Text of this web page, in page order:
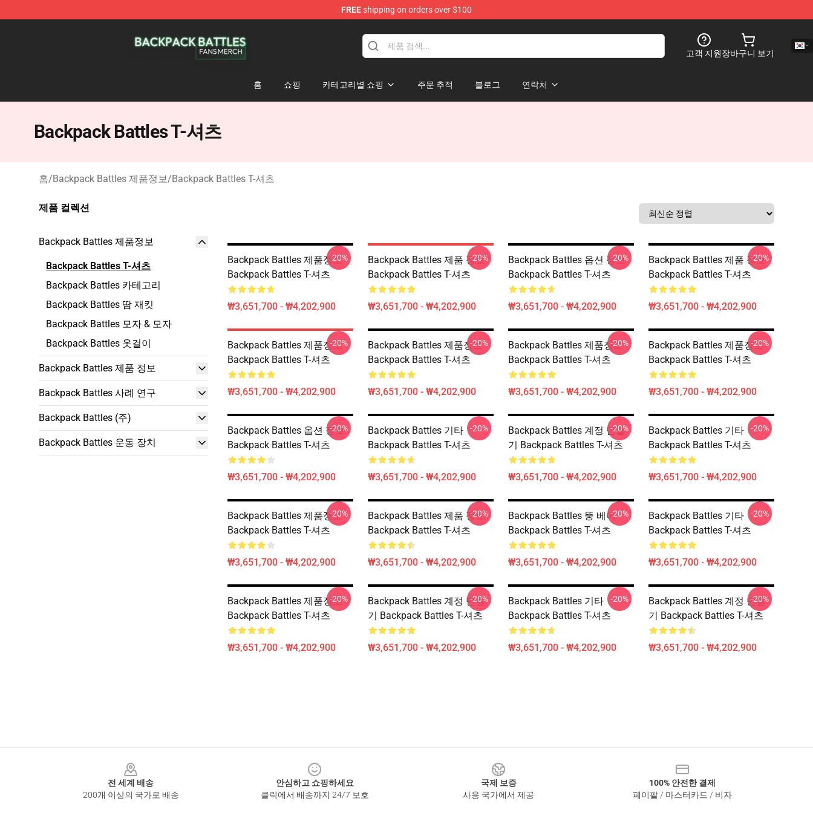
FREEshipping on orders over $100
고객 지원장바구니 보기
홈 쇼핑 카테고리별 쇼핑 주문 추적 블로그 연락처
Backpack Battles T-셔츠
홈/Backpack Battles 제품정보/Backpack Battles T-셔츠
제품 컬렉션
Backpack Battles 제품정보
Backpack Battles T-셔츠
Backpack Battles 카테고리
Backpack Battles 땀 재킷
Backpack Battles 모자 & 모자
Backpack Battles 옷걸이
Backpack Battles 제품 정보
Backpack Battles 사례 연구
Backpack Battles (주)
Backpack Battles 운동 장치
Backpack Battles 제품정보
Backpack Battles T-셔츠
₩3,651,700 - ₩4,202,900
-20%
Backpack Battles 제품 정보
Backpack Battles T-셔츠
₩3,651,700 - ₩4,202,900
-20%
Backpack Battles 옵션 정보
Backpack Battles T-셔츠
₩3,651,700 - ₩4,202,900
-20%
Backpack Battles 제품 정보
Backpack Battles T-셔츠
₩3,651,700 - ₩4,202,900
-20%
Backpack Battles 제품정보
Backpack Battles T-셔츠
₩3,651,700 - ₩4,202,900
-20%
Backpack Battles 제품정보
Backpack Battles T-셔츠
₩3,651,700 - ₩4,202,900
-20%
Backpack Battles 제품정보
Backpack Battles T-셔츠
₩3,651,700 - ₩4,202,900
-20%
Backpack Battles 제품정보
Backpack Battles T-셔츠
₩3,651,700 - ₩4,202,900
-20%
Backpack Battles 옵션 정보
Backpack Battles T-셔츠
₩3,651,700 - ₩4,202,900
-20%
Backpack Battles 기타
Backpack Battles T-셔츠
₩3,651,700 - ₩4,202,900
-20%
Backpack Battles 계정 만들
기 Backpack Battles T-셔츠
₩3,651,700 - ₩4,202,900
-20%
Backpack Battles 기타
Backpack Battles T-셔츠
₩3,651,700 - ₩4,202,900
-20%
Backpack Battles 제품정보
Backpack Battles T-셔츠
₩3,651,700 - ₩4,202,900
-20%
Backpack Battles 제품 정보
Backpack Battles T-셔츠
₩3,651,700 - ₩4,202,900
-20%
Backpack Battles 뚱 베어
Backpack Battles T-셔츠
₩3,651,700 - ₩4,202,900
-20%
Backpack Battles 기타
Backpack Battles T-셔츠
₩3,651,700 - ₩4,202,900
-20%
Backpack Battles 제품정보
Backpack Battles T-셔츠
₩3,651,700 - ₩4,202,900
-20%
Backpack Battles 계정 만들
기 Backpack Battles T-셔츠
₩3,651,700 - ₩4,202,900
-20%
Backpack Battles 기타
Backpack Battles T-셔츠
₩3,651,700 - ₩4,202,900
-20%
Backpack Battles 계정 만들
기 Backpack Battles T-셔츠
₩3,651,700 - ₩4,202,900
-20%
전 세계 배송
200개 이상의 국가로 배송
안심하고 쇼핑하세요
클릭에서 배송까지 24/7 보호
국제 보증
사용 국가에서 제공
100% 안전한 결제
페이팔 / 마스터카드 / 비자